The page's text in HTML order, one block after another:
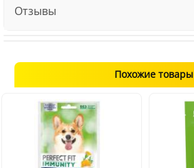
Отзывы
Похожие товары